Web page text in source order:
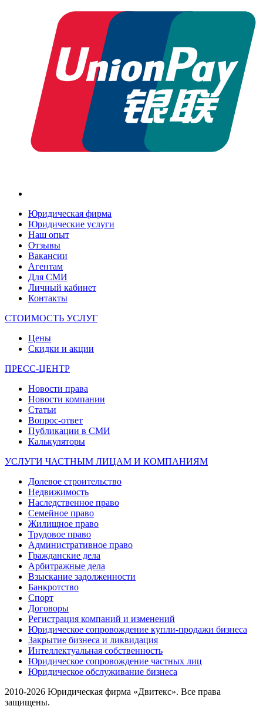
Юридическая фирма
Юридические услуги
Наш опыт
Отзывы
Вакансии
Агентам
Для СМИ
Личный кабинет
Контакты
СТОИМОСТЬ УСЛУГ
Цены
Скидки и акции
ПРЕСС-ЦЕНТР
Новости права
Новости компании
Статьи
Вопрос-ответ
Публикации в СМИ
Калькуляторы
УСЛУГИ ЧАСТНЫМ ЛИЦАМ И КОМПАНИЯМ
Долевое строительство
Недвижимость
Наследственное право
Семейное право
Жилищное право
Трудовое право
Административное право
Гражданские дела
Арбитражные дела
Взыскание задолженности
Банкротство
Спорт
Договоры
Регистрация компаний и изменений
Юридическое сопровождение купли-продажи бизнеса
Закрытие бизнеса и ликвидация
Интеллектуальная собственность
Юридическое сопровождение частных лиц
Юридическое обслуживание бизнеса
2010-2026 Юридическая фирма «Двитекс». Все права
защищены.